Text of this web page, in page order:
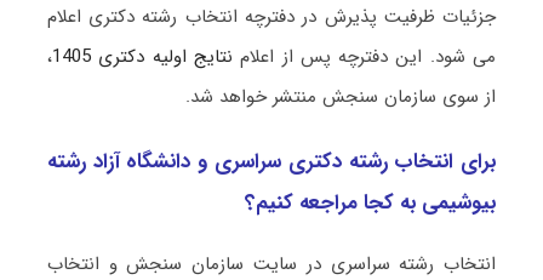
جزئیات ظرفیت پذیرش در دفترچه انتخاب رشته دکتری اعلام
می شود. این دفترچه پس از اعلام نتایج اولیه دکتری 1405
،
از سوی سازمان سنجش منتشر خواهد شد.
برای انتخاب رشته دکتری سراسری و دانشگاه آزاد رشته
بیوشیمی به کجا مراجعه کنیم؟
انتخاب رشته سراسری در سایت سازمان سنجش و انتخاب